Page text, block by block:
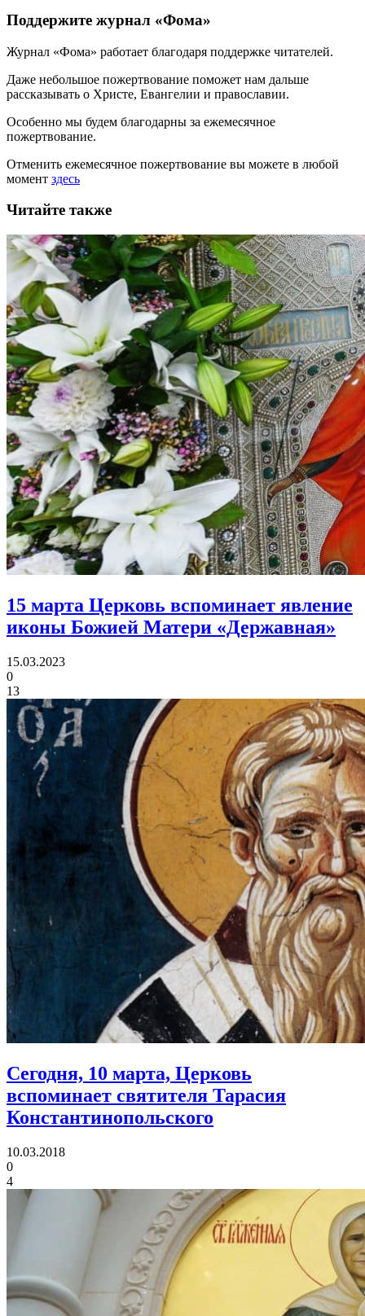
Поддержите журнал «Фома»
Журнал «Фома» работает благодаря поддержке читателей.
Даже небольшое пожертвование поможет нам дальше
рассказывать о Христе, Евангелии и православии.
Особенно мы будем благодарны за ежемесячное
пожертвование.
Отменить ежемесячное пожертвование вы можете в любой
момент здесь
Читайте также
15 марта Церковь вспоминает явление
иконы Божией Матери «Державная»
15.03.2023
0
13
Сегодня, 10 марта, Церковь
вспоминает святителя Тарасия
Константинопольского
10.03.2018
0
4